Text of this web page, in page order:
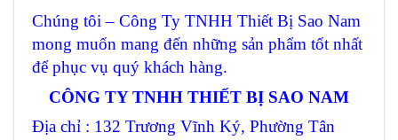
Chúng tôi – Công Ty TNHH Thiết Bị Sao Nam
mong muốn mang đến những sản phẩm tốt nhất
để phục vụ quý khách hàng.
CÔNG TY TNHH THIẾT BỊ SAO NAM
Địa chỉ : 132 Trương Vĩnh Ký, Phường Tân